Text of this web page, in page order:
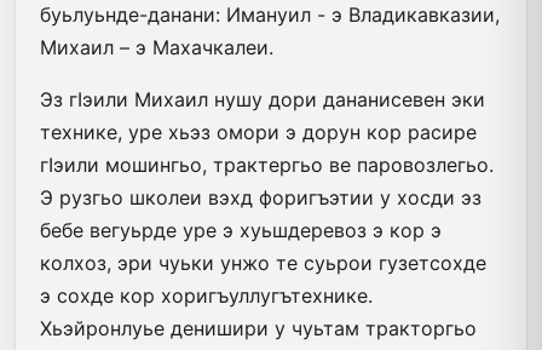
буьлуьнде-данани: Имануил - э Владикавказии,
Михаил – э Махачкалеи.
Эз гIэили Михаил нушу дори дананисевен эки
технике, уре хьэз омори э дорун кор расире
гIэили мошингьо, трактергьо ве паровозлегьо.
Э рузгьо школеи вэхд форигъэтии у хосди эз
бебе вегуьрде уре э хуьшдеревоз э кор э
колхоз, эри чуьки унжо те суьрои гузетсохде
э сохде кор хоригъуллугътехнике.
Хьэйронлуье денишири у чуьтам тракторгьо